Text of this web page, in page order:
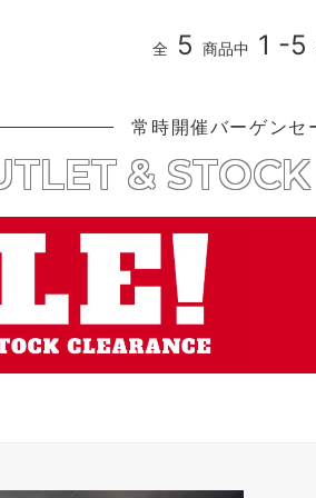
全 5 商品中 1 -5
常時開催バーゲンセ
&